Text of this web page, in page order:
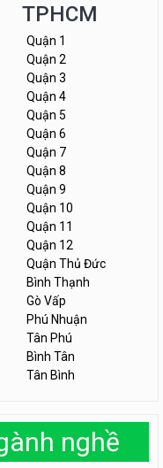
TPHCM
Quận 1
Quận 2
Quận 3
Quận 4
Quận 5
Quận 6
Quận 7
Quận 8
Quận 9
Quận 10
Quận 11
Quận 12
Quận Thủ Đức
Bình Thạnh
Gò Vấp
Phú Nhuận
Tân Phú
Bình Tân
Tân Bình
nghề